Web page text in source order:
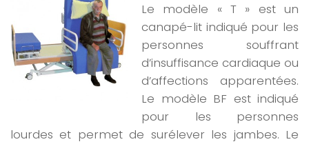
Le modèle « T » est un
canapé-lit indiqué pour les
personnes souffrant
d’insuffisance cardiaque ou
d’affections apparentées.
Le modèle BF est indiqué
pour les personnes
lourdes et permet de surélever les jambes. Le